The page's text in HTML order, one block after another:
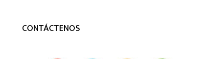
CONTÁCTENOS